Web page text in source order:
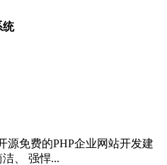
统
源免费的PHP企业网站开发建
、 强悍...